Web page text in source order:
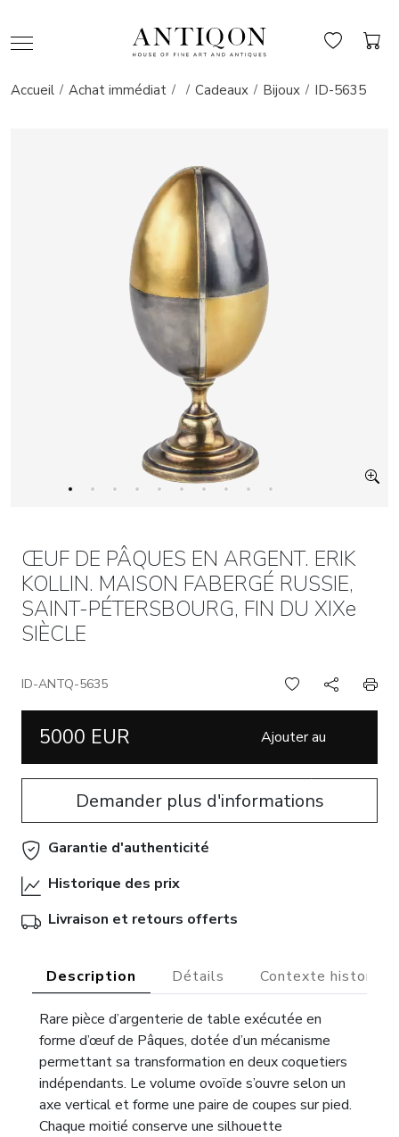
Accueil Achat immédiat Cadeaux Bijoux ID-5635
ŒUF DE PÂQUES EN ARGENT. ERIK
KOLLIN. MAISON FABERGÉ RUSSIE,
SAINT-PÉTERSBOURG, FIN DU XIXe
SIÈCLE
ID-ANTQ-5635
5000 EUR Ajouter au
panier
Demander plus d'informations
Garantie d'authenticité
Historique des prix
Livraison et retours offerts
Description Détails Contexte
Rare pièce d’argenterie de table exécutée en
forme d’œuf de Pâques, dotée d’un mécanisme
permettant sa transformation en deux coquetiers
indépendants. Le volume ovoïde s’ouvre selon un
axe vertical et forme une paire de coupes sur pied.
Chaque moitié conserve une silhouette